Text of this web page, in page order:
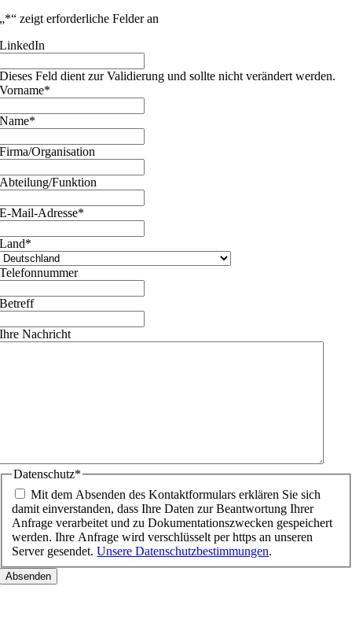
„*“ zeigt erforderliche Felder an
LinkedIn
Dieses Feld dient zur Validierung und sollte nicht verändert werden.
Vorname*
Name*
Firma/Organisation
Abteilung/Funktion
E-Mail-Adresse*
Land*
Telefonnummer
Betreff
Ihre Nachricht
Datenschutz*
Mit dem Absenden des Kontaktformulars erklären Sie sich
damit einverstanden, dass Ihre Daten zur Beantwortung Ihrer
Anfrage verarbeitet und zu Dokumentationszwecken gespeichert
werden. Ihre Anfrage wird verschlüsselt per https an unseren
Server gesendet.Unsere Datenschutzbestimmungen.